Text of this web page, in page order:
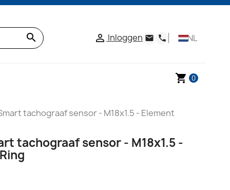
search  Inloggen email phone NL
shopping_cart 0
tachograaf sensor - M18x1.5 - Element
tachograaf sensor - M18x1.5 -